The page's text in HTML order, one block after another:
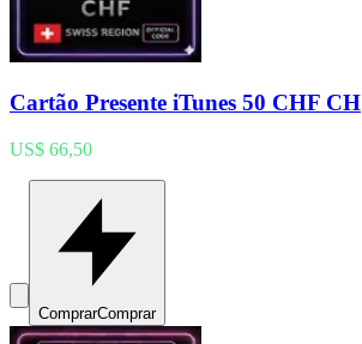
Cartão Presente iTunes 50 CHF CH
US$ 66,50
ComprarComprar